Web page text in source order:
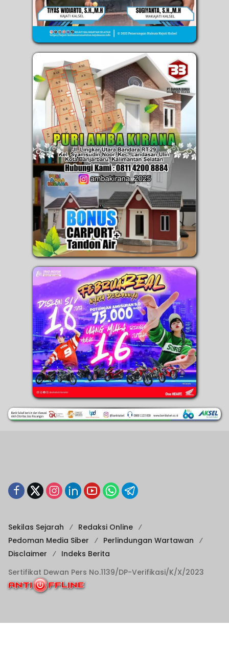
Sekilas Sejarah
Redaksi Online
Pedoman Media Siber
Perlindungan Wartawan
Disclaimer
Indeks Berita
Sertifikat Dewan Pers No.1139/DP-Verifikasi/K/X/2023